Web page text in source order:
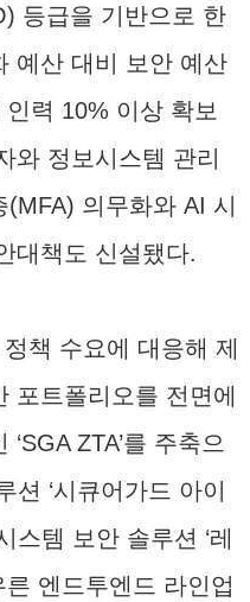
등급을 기반으로 한
예산 대비 보안 예산
력 10% 이상 확보
와 정보시스템 관리
의무화와 AI 시
대책도 신설됐다.
책 수요에 대응해 제
포트폴리오를 전면에
ZTA’를 주축으
션 ‘시큐어가드 아이
스템 보안 솔루션 ‘레
른 엔드투엔드 라인업